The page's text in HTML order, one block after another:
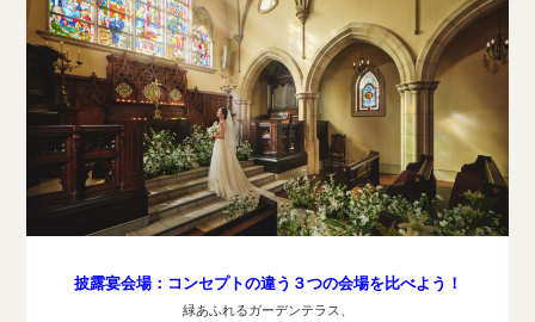
披露宴会場：コンセプトの違う３つの会場を比べよう！
緑あふれるガーデンテラス、